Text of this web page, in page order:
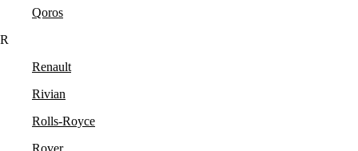
Qoros
R
Renault
Rivian
Rolls-Royce
Rover